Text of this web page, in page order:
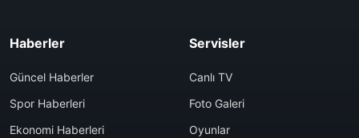
Haberler
Güncel Haberler
Spor Haberleri
Ekonomi Haberleri
Servisler
Canlı TV
Foto Galeri
Oyunlar